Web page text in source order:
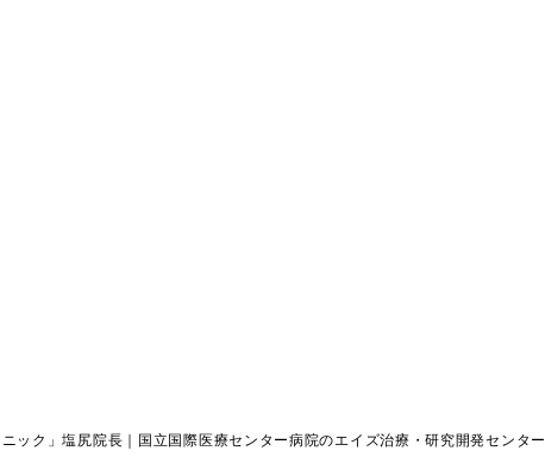
ニック」塩尻院長｜国立国際医療センター病院のエイズ治療・研究開発センター